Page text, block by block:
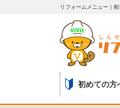
リフォームメニュー｜
初めての方